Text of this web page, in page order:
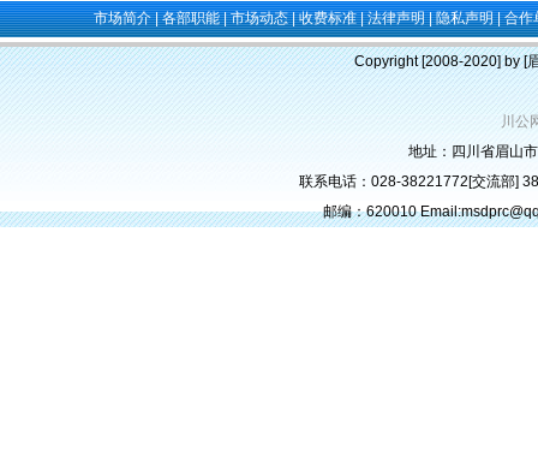
市场简介|各部职能|市场动态|收费标准|法律声明|隐私声明|合作
Copyright [2008-2020] by [
川公
地址：四川省眉山
联系电话：028-38221772[交流部]
邮编：620010